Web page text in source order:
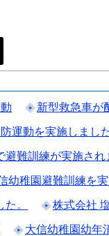
新型救急車が
運動を実施しました
難訓練が実施され
幼稚園避難訓練を実
。 株式会社
大信幼稚園幼年